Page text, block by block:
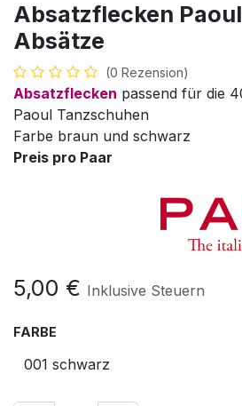
Absatzflecken
Absätze
(0 Rezension)
Absatzflecken passend für die
Paoul Tanzschuhen
Farbe braun und schwarz
Preis pro Paar
5,00 € Inklusive Steuern
FARBE